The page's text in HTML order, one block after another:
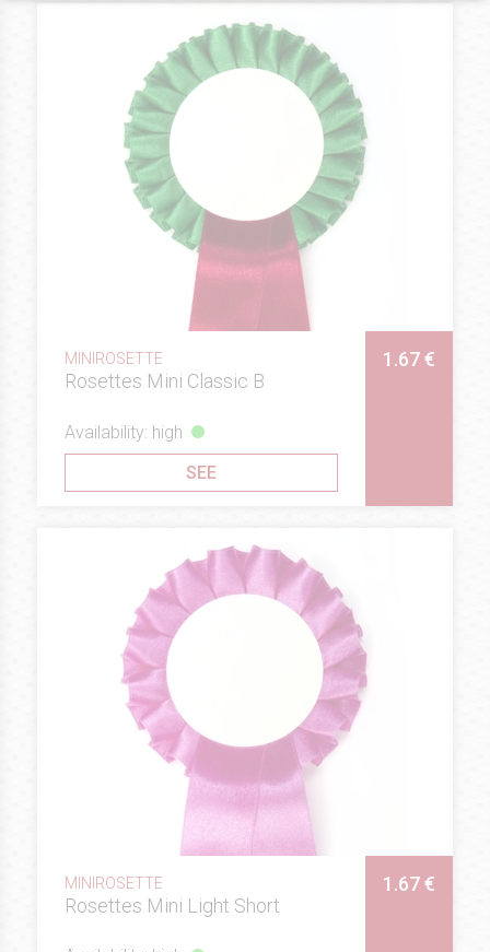
MINIROSETTE
Rosettes Mini Classic B
1.67 €
Availability: high
SEE
MINIROSETTE
Rosettes Mini Light Short
1.67 €